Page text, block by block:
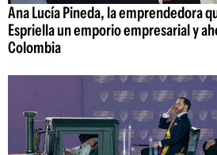
Ana Lucía Pineda, la emprendedora
Espriella un emporio empresarial y
Colombia